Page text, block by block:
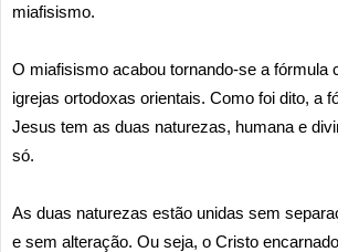
miafisismo.
O miafisismo acabou tornando-se a fórmula
igrejas ortodoxas orientais. Como foi dito, a
Jesus tem as duas naturezas, humana e
só.
As duas naturezas estão unidas sem
e sem alteração. Ou seja, o Cristo